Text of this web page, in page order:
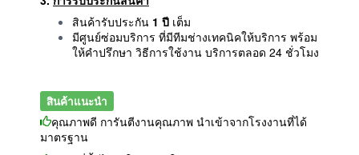
สินค้ารับประกัน 1 ปี เต็ม
มีศูนย์ซ่อมบริการ ที่มีทีมช่างเทคนิคให้บริการ พร้อม
ให้คำปรึกษา วิธีการใช้งาน บริการตลอด 24 ชั่วโมง
สินค้าแนะนำ
คุณภาพดี การันตีงานคุณภาพ นำเข้าจากโรงงานที่ได้
มาตรฐาน